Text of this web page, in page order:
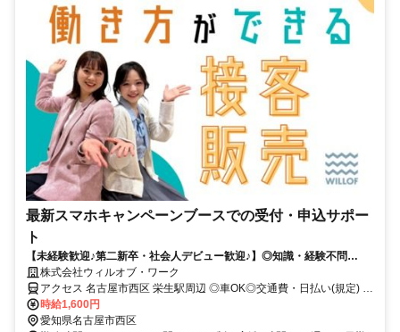
最新スマホキャンペーンブースでの受付・申込サポー
ト
【未経験歓迎♪第二新卒・社会人デビュー歓迎♪】◎知識・経験不問
◎NOサービス残業 ◎自社正社員も目指せる
株式会社ウィルオブ・ワーク
アクセス 名古屋市西区 栄生駅周辺 ◎車OK◎交通費・日払い(規定) ◎
週4～5日
時給1,600円
愛知県名古屋市西区